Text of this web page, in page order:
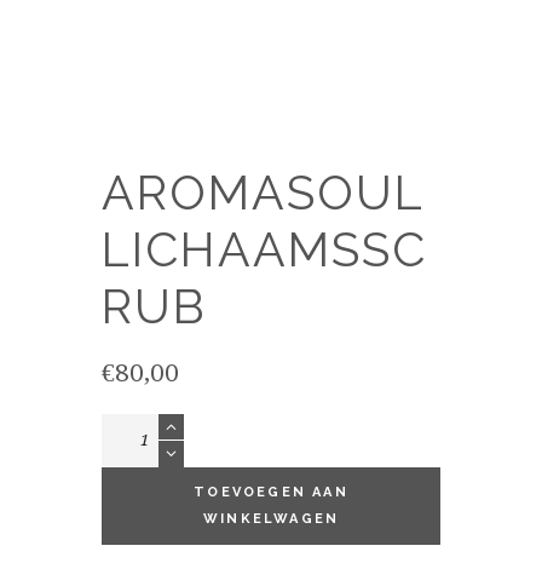
AROMASOUL
LICHAAMSSC
RUB
€80,00
Aromasoul
lichaamsscrub
TOEVOEGEN AAN
WINKELWAGEN